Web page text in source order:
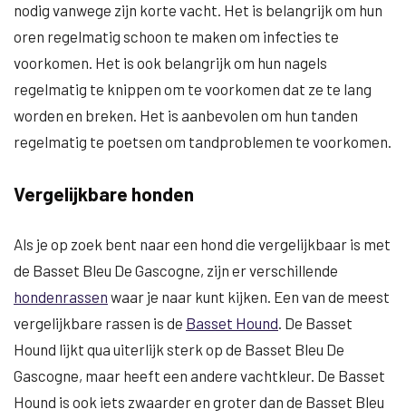
nodig vanwege zijn korte vacht. Het is belangrijk om hun
oren regelmatig schoon te maken om infecties te
voorkomen. Het is ook belangrijk om hun nagels
regelmatig te knippen om te voorkomen dat ze te lang
worden en breken. Het is aanbevolen om hun tanden
regelmatig te poetsen om tandproblemen te voorkomen.
Vergelijkbare honden
Als je op zoek bent naar een hond die vergelijkbaar is met
de Basset Bleu De Gascogne, zijn er verschillende
hondenrassen waar je naar kunt kijken. Een van de meest
vergelijkbare rassen is de Basset Hound. De Basset
Hound lijkt qua uiterlijk sterk op de Basset Bleu De
Gascogne, maar heeft een andere vachtkleur. De Basset
Hound is ook iets zwaarder en groter dan de Basset Bleu